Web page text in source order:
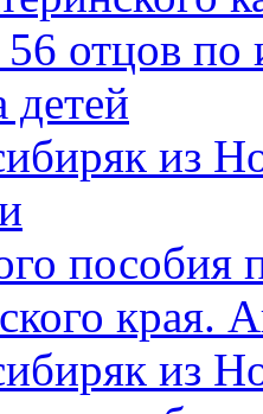
отцов по
детей
из
пособия
края.
из